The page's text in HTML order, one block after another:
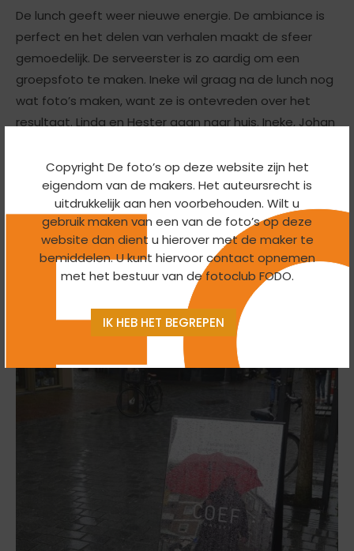
Copyright De foto’s op deze website zijn het
eigendom van de makers. Het auteursrecht is
uitdrukkelijk aan hen voorbehouden. Wilt u
gebruik maken van een van de foto’s op deze
website dan dient u hierover met de maker te
bemiddelen. U kunt hiervoor contact opnemen
met het bestuur van de fotoclub FODO.
IK HEB HET BEGREPEN
De lunch geeft weer nieuwe energie. De ambiance is
perfect en het delen van verhalen maakt de sfeer
gemoedelijk. De serveerster is zo aardig om een
groepsfoto te maken. Ineke wil graag na de lunch nog
wat foto’s maken, want ze is ontevreden over het
resultaat. Linda en Hester gaan naar huis. Ineke, Johan
centrum van Nijmegen op zoek naar het perfecte
plaatje. Ondanks de regen is het een geslaagd uitje.